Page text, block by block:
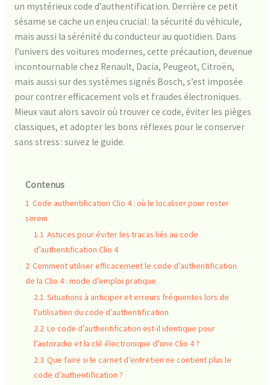
un mystérieux code d’authentification. Derrière ce petit
sésame se cache un enjeu crucial : la sécurité du véhicule,
mais aussi la sérénité du conducteur au quotidien. Dans
l’univers des voitures modernes, cette précaution, devenue
incontournable chez Renault, Dacia, Peugeot, Citroën,
mais aussi sur des systèmes signés Bosch, s’est imposée
pour contrer efficacement vols et fraudes électroniques.
Mieux vaut alors savoir où trouver ce code, éviter les pièges
classiques, et adopter les bons réflexes pour le conserver
sans stress : suivez le guide.
Contenus
1 Code authentification Clio 4 : où le localiser pour rester
serein
1.1 Astuces pour éviter les tracas liés au code
d’authentification Clio 4
2 Comment utiliser efficacement le code d’authentification
de la Clio 4 : mode d’emploi pratique
2.1 Situations à anticiper et erreurs fréquentes lors de
l’utilisation du code d’authentification
2.2 Le code d’authentification est-il identique pour
l’autoradio et la clé électronique d’une Clio 4 ?
2.3 Que faire si le carnet d’entretien ne contient plus le
code d’authentification ?